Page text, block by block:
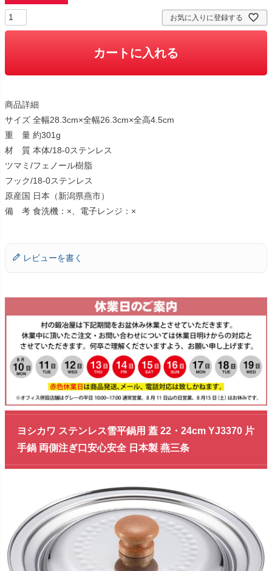
お気に入りに登録する
カートに入れる
商品詳細
サイズ 全幅28.3cm×全幅26.3cm×全高4.5cm
重 量 約301g
材 質 本体/18-0ステンレス
ツマミ/フェノール樹脂
フック/18-0ステンレス
原産国 日本（新潟県燕市）
備 考 食洗機：×、電子レンジ：×
レビューを書く
ヨシカワ ステンレス雪平鍋用 蓋 22・24cm YJ3370 片
手鍋 両側注ぎ口安心安全 日本製 燕三条